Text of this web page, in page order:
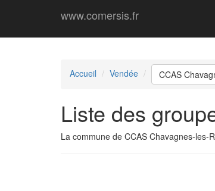
www.comersis.fr
Accueil Vendée CCAS
Liste des
La commune de CCAS Chavagnes-